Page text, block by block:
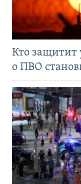
Кто защитит
о ПВО